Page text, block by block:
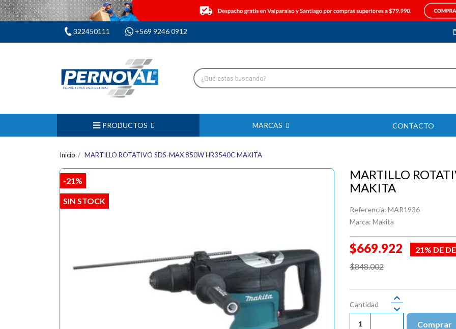
322450111 +569 9246 0912
PRODUCTOS MARCAS CONTACTO
Inicio MARTILLO ROTATIVO SDS-MAX 850W HR3540C MAKITA
-21%
SIN STOCK
MARTILLO
MAKITA
Referencia: MAR1936
Marca: Makita
$669.922
21% DE
$848.002
Cantidad
Comprar